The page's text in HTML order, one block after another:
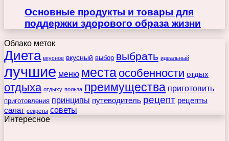
Основные продукты и товары для
поддержки здорового образа жизни
Облако меток
Диета вкусное вкусный выбор выбрать идеальный
лучшие меню места особенности отдых
отдыха отдыху польза преимущества приготовить
приготовления принципы путеводитель рецепт рецепты
салат секреты советы
Интересное